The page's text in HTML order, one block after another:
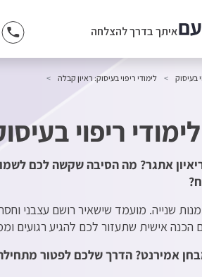
איתך בדרך להצלחה
בעיסוק לימודי ריפוי בעיסוק: ראיון קבלה
לימודי ריפוי
אתגר? מה הסיבה שקשה לכם
שנייה. מועמד שישאיר רושם עצבני
הכנה אישית שתעזור לכם להגיע רגועים
אמירנט? הדרך שלכם לפטור